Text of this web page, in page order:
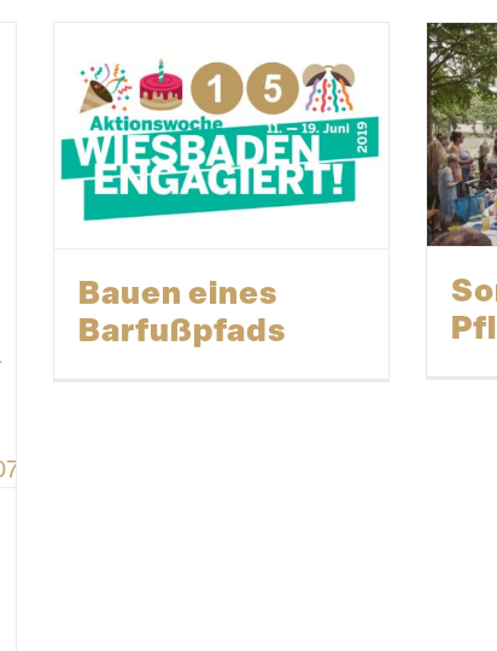
Bauen eines
Barfußpfads